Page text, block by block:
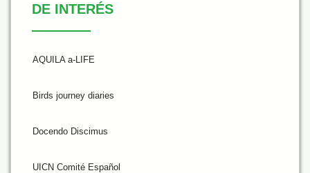
DE INTERÉS
AQUILA a-LIFE
Birds journey diaries
Docendo Discimus
UICN Comité Español